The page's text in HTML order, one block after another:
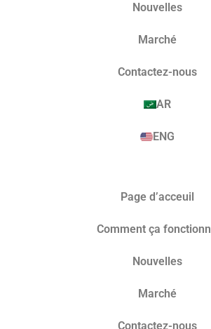
Nouvelles
Marché​
Contactez-nous
AR
ENG
Page d’acceuil
Comment ça
Nouvelles
Marché​
Contactez-nous